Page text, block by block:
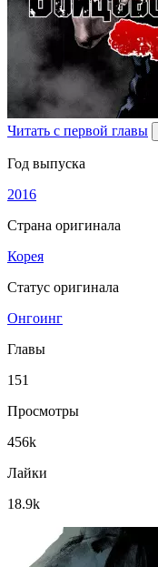
Читать с первой главы
Год выпуска
2016
Страна оригинала
Корея
Статус оригинала
Онгоинг
Главы
151
Просмотры
456k
Лайки
18.9k